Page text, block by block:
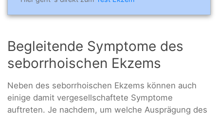
Begleitende Symptome des
seborrhoischen Ekzems
Neben des seborrhoischen Ekzems können auch
einige damit vergesellschaftete Symptome
auftreten. Je nachdem, um welche Ausprägung des